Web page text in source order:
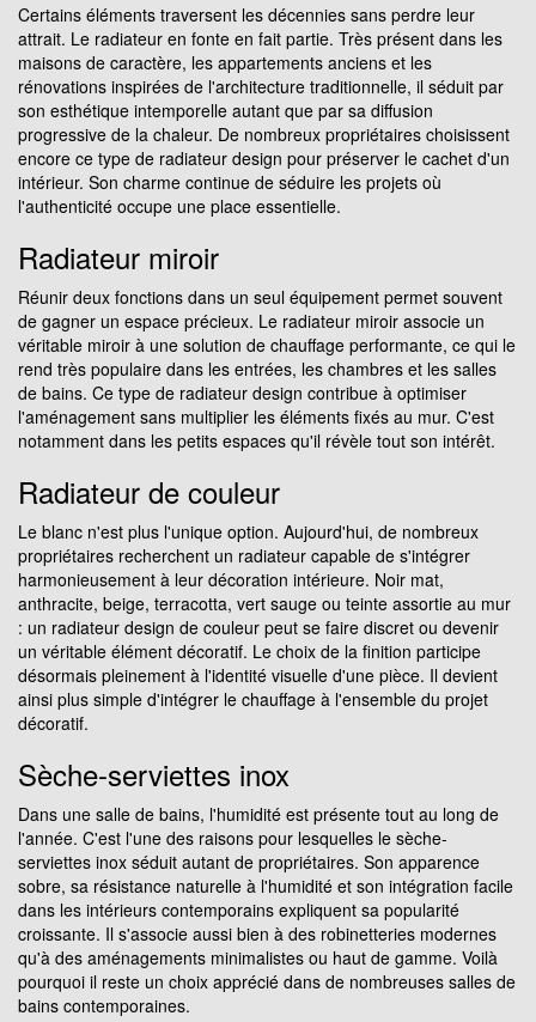
Certains éléments traversent les décennies sans perdre leur
attrait. Le radiateur en fonte en fait partie. Très présent dans les
maisons de caractère, les appartements anciens et les
rénovations inspirées de l'architecture traditionnelle, il séduit par
son esthétique intemporelle autant que par sa diffusion
progressive de la chaleur. De nombreux propriétaires choisissent
encore ce type de radiateur design pour préserver le cachet d'un
intérieur. Son charme continue de séduire les projets où
l'authenticité occupe une place essentielle.
Radiateur miroir
Réunir deux fonctions dans un seul équipement permet souvent
de gagner un espace précieux. Le radiateur miroir associe un
véritable miroir à une solution de chauffage performante, ce qui le
rend très populaire dans les entrées, les chambres et les salles
de bains. Ce type de radiateur design contribue à optimiser
l'aménagement sans multiplier les éléments fixés au mur. C'est
notamment dans les petits espaces qu'il révèle tout son intérêt.
Radiateur de couleur
Le blanc n'est plus l'unique option. Aujourd'hui, de nombreux
propriétaires recherchent un radiateur capable de s'intégrer
harmonieusement à leur décoration intérieure. Noir mat,
anthracite, beige, terracotta, vert sauge ou teinte assortie au mur
: un radiateur design de couleur peut se faire discret ou devenir
un véritable élément décoratif. Le choix de la finition participe
désormais pleinement à l'identité visuelle d'une pièce. Il devient
ainsi plus simple d'intégrer le chauffage à l'ensemble du projet
décoratif.
Sèche-serviettes inox
Dans une salle de bains, l'humidité est présente tout au long de
l'année. C'est l'une des raisons pour lesquelles le sèche-
serviettes inox séduit autant de propriétaires. Son apparence
sobre, sa résistance naturelle à l'humidité et son intégration facile
dans les intérieurs contemporains expliquent sa popularité
croissante. Il s'associe aussi bien à des robinetteries modernes
qu'à des aménagements minimalistes ou haut de gamme. Voilà
pourquoi il reste un choix apprécié dans de nombreuses salles de
bains contemporaines.